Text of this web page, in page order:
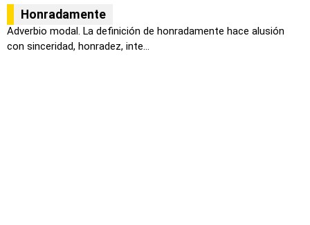
Honradamente
Adverbio modal. La definición de honradamente hace alusión
con sinceridad, honradez, inte...